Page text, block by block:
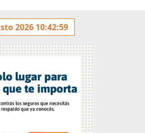
Héroes de Malvinas
2026 10:42:59